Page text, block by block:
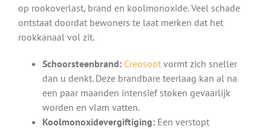
op rookoverlast, brand en koolmonoxide. Veel schade
ontstaat doordat bewoners te laat merken dat het
rookkanaal vol zit.
Schoorsteenbrand: Creosootvormt zich sneller
dan u denkt. Deze brandbare teerlaag kan al na
een paar maanden intensief stoken gevaarlijk
worden en vlam vatten.
Koolmonoxidevergiftiging:Een verstopt